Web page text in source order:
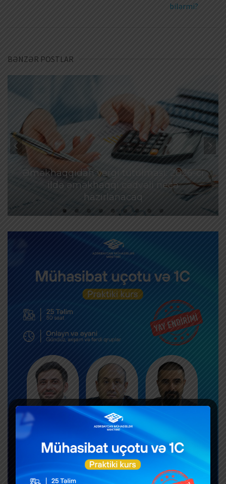
bilərmi?
BƏNZƏR POSTLAR
Əməkhaqqıdan vergi tutulması: 2026-cı
ildə əməkhaqqı cədvəli necə
hazırlanacaq